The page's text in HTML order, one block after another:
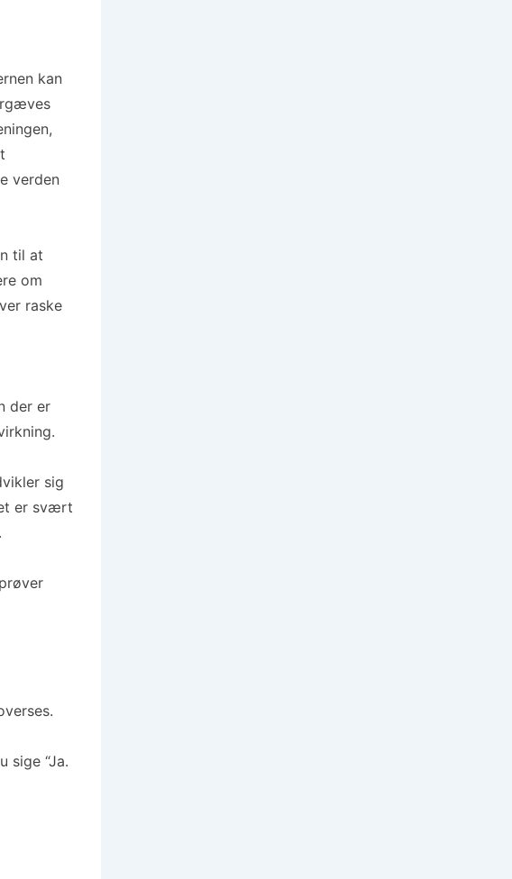
kan
verden
til at
om
raske
der er
sig
er svært
.
sige “Ja.